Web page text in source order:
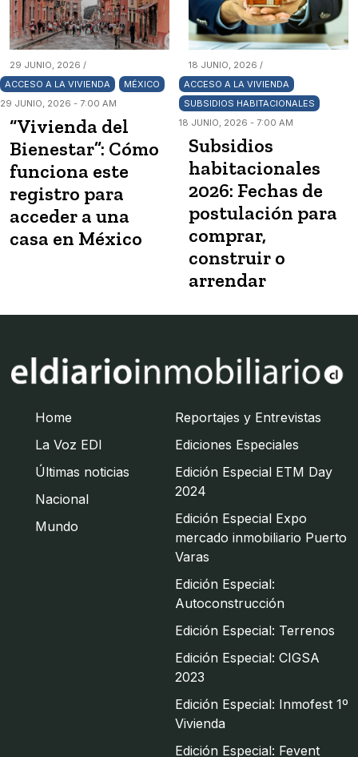
29 JUNIO, 2026 /
ACCESO A LA VIVIENDA
MÉXICO
29 JUNIO, 2026 - 7:00 AM
“Vivienda del
Bienestar”: Cómo
funciona este
registro para
acceder a una
casa en México
18 JUNIO, 2026 /
ACCESO A LA VIVIENDA
SUBSIDIOS HABITACIONALES
18 JUNIO, 2026 - 7:00 AM
Subsidios
habitacionales
2026: Fechas de
postulación para
comprar,
construir o
arrendar
Home
La Voz EDI
Últimas noticias
Nacional
Mundo
Reportajes y Entrevistas
Ediciones Especiales
Edición Especial ETM Day
2024
Edición Especial Expo
mercado inmobiliario Puerto
Varas
Edición Especial:
Autoconstrucción
Edición Especial: Terrenos
Edición Especial: CIGSA
2023
Edición Especial: Inmofest 1º
Vivienda
Edición Especial: Fevent